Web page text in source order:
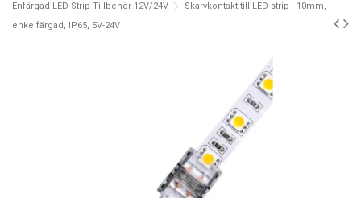
Enfärgad LED Strip Tillbehör 12V/24V
Skarvkontakt till LED strip - 10mm,
enkelfärgad, IP65, 5V-24V